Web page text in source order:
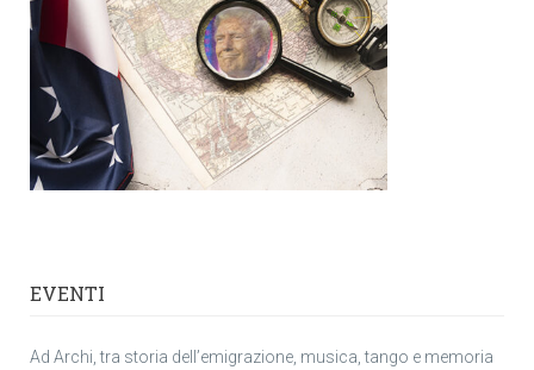
EVENTI
Ad Archi, tra storia dell’emigrazione, musica, tango e memoria